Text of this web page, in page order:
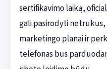
sertifikavimo laiką,
gali pasirodyti
marketingo planai ir
telefonas bus